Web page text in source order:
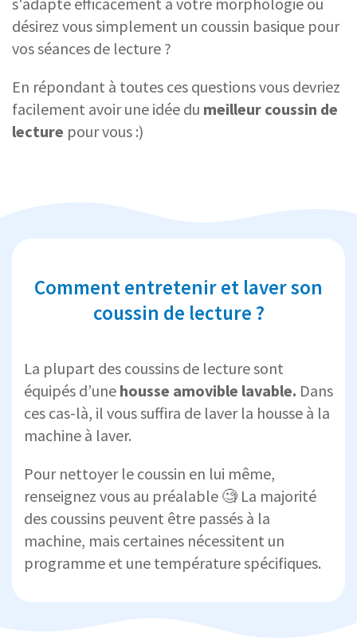
désirez vous simplement un coussin basique pour
vos séances de lecture ?
En répondant à toutes ces questions vous devriez
facilement avoir une idée du meilleur coussin de
lecture pour vous :)
Comment entretenir et laver son
coussin de lecture ?
La plupart des coussins de lecture sont
équipés d’une housse amovible lavable. Dans
ces cas-là, il vous suffira de laver la housse à la
machine à laver.
Pour nettoyer le coussin en lui même,
renseignez vous au préalable 🧐 La majorité
des coussins peuvent être passés à la
machine, mais certaines nécessitent un
programme et une température spécifiques.